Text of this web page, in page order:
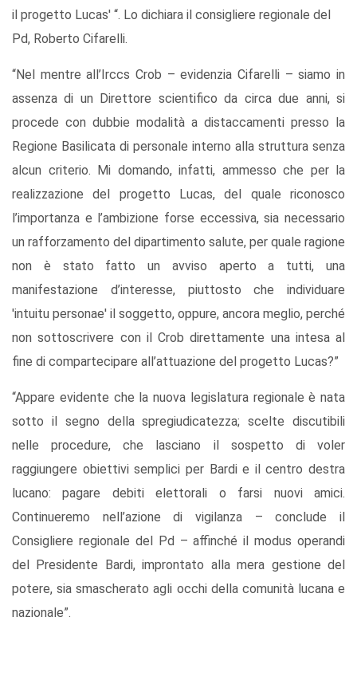
il progetto Lucas' “. Lo dichiara il consigliere regionale del
Pd, Roberto Cifarelli.
“Nel mentre all’Irccs Crob – evidenzia Cifarelli – siamo in
assenza di un Direttore scientifico da circa due anni, si
procede con dubbie modalità a distaccamenti presso la
Regione Basilicata di personale interno alla struttura senza
alcun criterio. Mi domando, infatti, ammesso che per la
realizzazione del progetto Lucas, del quale riconosco
l’importanza e l’ambizione forse eccessiva, sia necessario
un rafforzamento del dipartimento salute, per quale ragione
non è stato fatto un avviso aperto a tutti, una
manifestazione d’interesse, piuttosto che individuare
'intuitu personae' il soggetto, oppure, ancora meglio, perché
non sottoscrivere con il Crob direttamente una intesa al
fine di compartecipare all’attuazione del progetto Lucas?”
“Appare evidente che la nuova legislatura regionale è nata
sotto il segno della spregiudicatezza; scelte discutibili
nelle procedure, che lasciano il sospetto di voler
raggiungere obiettivi semplici per Bardi e il centro destra
lucano: pagare debiti elettorali o farsi nuovi amici.
Continueremo nell’azione di vigilanza – conclude il
Consigliere regionale del Pd – affinché il modus operandi
del Presidente Bardi, improntato alla mera gestione del
potere, sia smascherato agli occhi della comunità lucana e
nazionale”.